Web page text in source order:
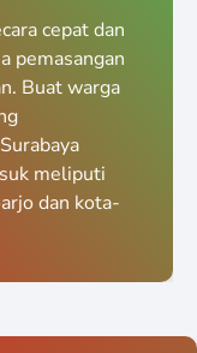
cepat dan
pemasangan
Buat warga
meliputi
dan kota-